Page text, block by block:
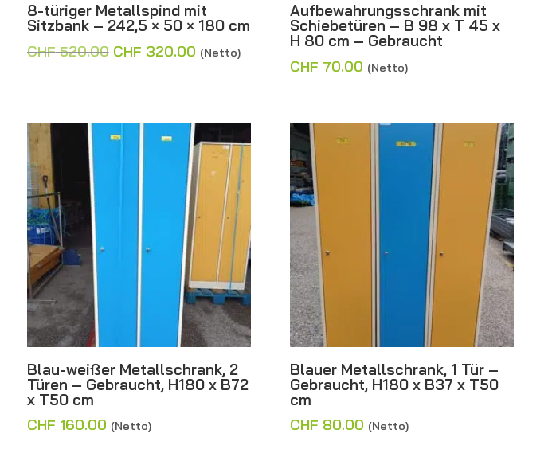
8-türiger Metallspind mit
Sitzbank – 242,5 × 50 × 180 cm
CHF520.00 Ursprünglicher
CHF 320.00Aktueller
(Netto)
Aufbewahrungsschrank mit
Schiebetüren – B 98 x T 45 x
H 80 cm – Gebraucht
CHF 70.00 (Netto)
Blau-weißer Metallschrank, 2
Türen – Gebraucht, H180 x B72
x T50 cm
CHF 160.00 (Netto)
Blauer Metallschrank, 1 Tür –
Gebraucht, H180 x B37 x T50
cm
CHF 80.00 (Netto)